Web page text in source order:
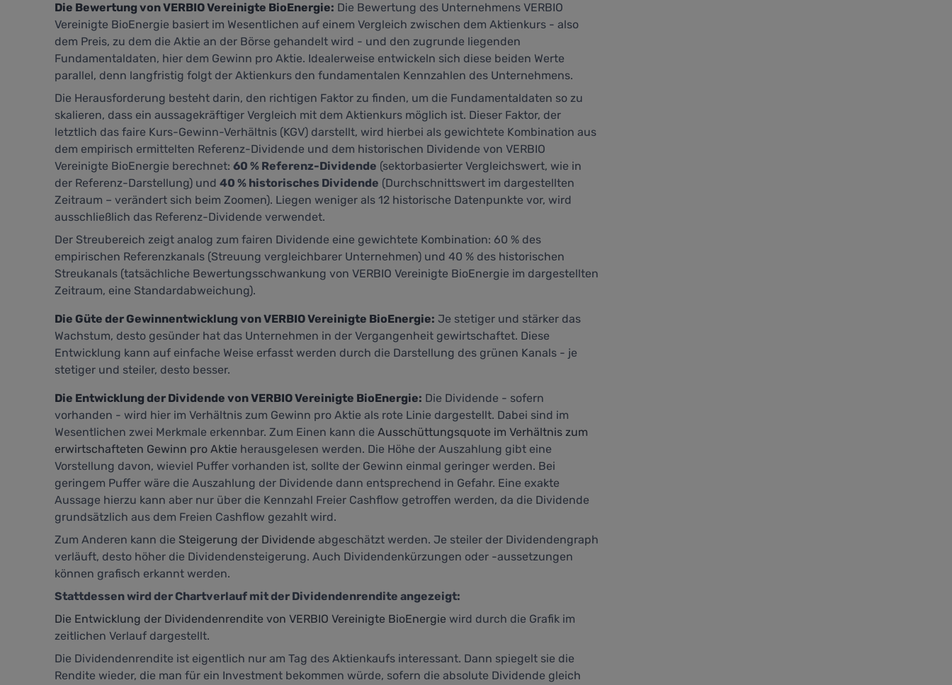
Die Bewertung von VERBIO Vereinigte BioEnergie: Die Bewertung des Unternehmens VERBIO
Vereinigte BioEnergie basiert im Wesentlichen auf einem Vergleich zwischen dem Aktienkurs - also
dem Preis, zu dem die Aktie an der Börse gehandelt wird - und den zugrunde liegenden
Fundamentaldaten, hier dem Gewinn pro Aktie. Idealerweise entwickeln sich diese beiden Werte
parallel, denn langfristig folgt der Aktienkurs den fundamentalen Kennzahlen des Unternehmens.
Die Herausforderung besteht darin, den richtigen Faktor zu finden, um die Fundamentaldaten so zu
skalieren, dass ein aussagekräftiger Vergleich mit dem Aktienkurs möglich ist. Dieser Faktor, der
letztlich das faire Kurs-Gewinn-Verhältnis (KGV) darstellt, wird hierbei als gewichtete Kombination aus
dem empirisch ermittelten Referenz-Dividende und dem historischen Dividende von VERBIO
Vereinigte BioEnergie berechnet: 60 % Referenz-Dividende (sektorbasierter Vergleichswert, wie in
der Referenz-Darstellung) und 40 % historisches Dividende (Durchschnittswert im dargestellten
Zeitraum – verändert sich beim Zoomen). Liegen weniger als 12 historische Datenpunkte vor, wird
ausschließlich das Referenz-Dividende verwendet.
Der Streubereich zeigt analog zum fairen Dividende eine gewichtete Kombination: 60 % des
empirischen Referenzkanals (Streuung vergleichbarer Unternehmen) und 40 % des historischen
Streukanals (tatsächliche Bewertungsschwankung von VERBIO Vereinigte BioEnergie im dargestellten
Zeitraum, eine Standardabweichung).
Die Güte der Gewinnentwicklung von VERBIO Vereinigte BioEnergie: Je stetiger und stärker das
Wachstum, desto gesünder hat das Unternehmen in der Vergangenheit gewirtschaftet. Diese
Entwicklung kann auf einfache Weise erfasst werden durch die Darstellung des grünen Kanals - je
stetiger und steiler, desto besser.
Die Entwicklung der Dividende von VERBIO Vereinigte BioEnergie: Die Dividende - sofern
vorhanden - wird hier im Verhältnis zum Gewinn pro Aktie als rote Linie dargestellt. Dabei sind im
Wesentlichen zwei Merkmale erkennbar. Zum Einen kann die Ausschüttungsquote im Verhältnis zum
erwirtschafteten Gewinn pro Aktie herausgelesen werden. Die Höhe der Auszahlung gibt eine
Vorstellung davon, wieviel Puffer vorhanden ist, sollte der Gewinn einmal geringer werden. Bei
geringem Puffer wäre die Auszahlung der Dividende dann entsprechend in Gefahr. Eine exakte
Aussage hierzu kann aber nur über die Kennzahl Freier Cashflow getroffen werden, da die Dividende
grundsätzlich aus dem Freien Cashflow gezahlt wird.
Zum Anderen kann die Steigerung der Dividende abgeschätzt werden. Je steiler der Dividendengraph
verläuft, desto höher die Dividendensteigerung. Auch Dividendenkürzungen oder -aussetzungen
können grafisch erkannt werden.
Stattdessen wird der Chartverlauf mit der Dividendenrendite angezeigt:
Die Entwicklung der Dividendenrendite von VERBIO Vereinigte BioEnergie wird durch die Grafik im
zeitlichen Verlauf dargestellt.
Die Dividendenrendite ist eigentlich nur am Tag des Aktienkaufs interessant. Dann spiegelt sie die
Rendite wieder, die man für ein Investment bekommen würde, sofern die absolute Dividende gleich